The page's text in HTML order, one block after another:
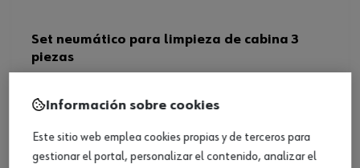
Set neumático para limpieza de cabina 3
piezas
Información sobre cookies
Este sitio web emplea cookies propias y de terceros para
gestionar el portal, personalizar el contenido, analizar el